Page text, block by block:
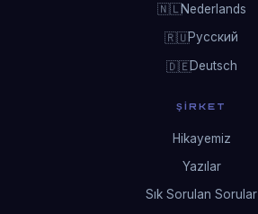
🇳🇱Nederlands
🇷🇺Русский
🇩🇪Deutsch
ŞIRKET
Hikayemiz
Yazılar
Sık Sorulan Sorular